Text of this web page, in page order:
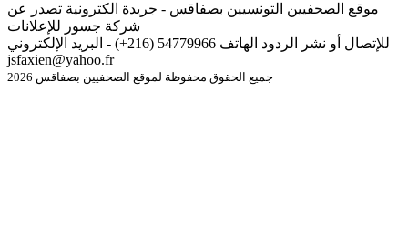
موقع الصحفيين التونسيين بصفاقس - جريدة الكترونية تصدر عن
شركة جسور للإعلانات
للإتصال أو نشر الردود الهاتف 54779966 (216+) - البريد الإلكتروني
jsfaxien@yahoo.fr
جميع الحقوق محفوظة لموقع الصحفيين بصفاقس 2026